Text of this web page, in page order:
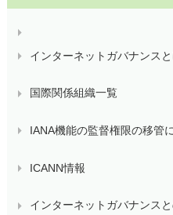
インターネットガバナンス
国際関係組織一覧
IANA機能の監督権限の移管
ICANN情報
インターネットガバナンス